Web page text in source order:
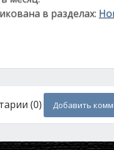
в разделах:
(0) Добавить